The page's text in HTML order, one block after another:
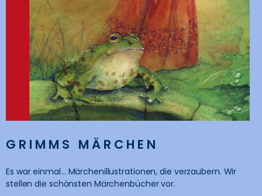
GRIMMS MÄRCHEN
Es war einmal… Märchenillustrationen, die verzaubern. Wir
stellen die schönsten Märchenbücher vor.